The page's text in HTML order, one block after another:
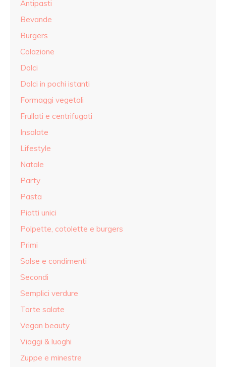
Antipasti
Bevande
Burgers
Colazione
Dolci
Dolci in pochi istanti
Formaggi vegetali
Frullati e centrifugati
Insalate
Lifestyle
Natale
Party
Pasta
Piatti unici
Polpette, cotolette e burgers
Primi
Salse e condimenti
Secondi
Semplici verdure
Torte salate
Vegan beauty
Viaggi & luoghi
Zuppe e minestre